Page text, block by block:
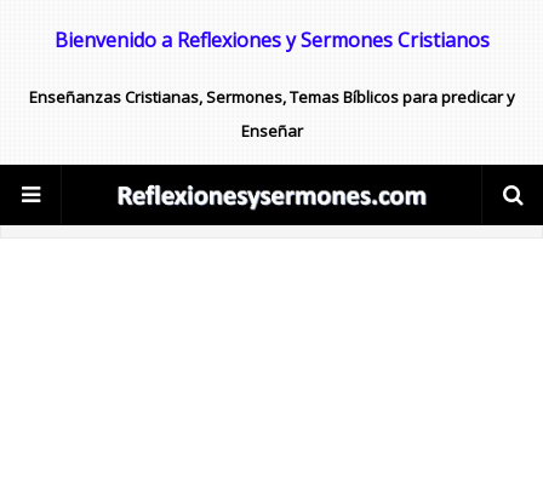
Bienvenido a Reflexiones y Sermones Cristianos
Enseñanzas Cristianas, Sermones, Temas Bíblicos para predicar y
Enseñar